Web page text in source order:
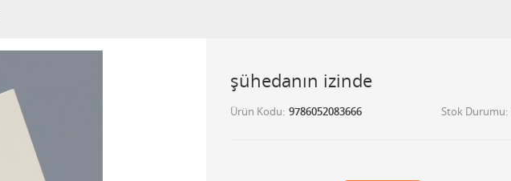
şühedanın izinde
Ürün Kodu 9786052083666 Stok Durumu